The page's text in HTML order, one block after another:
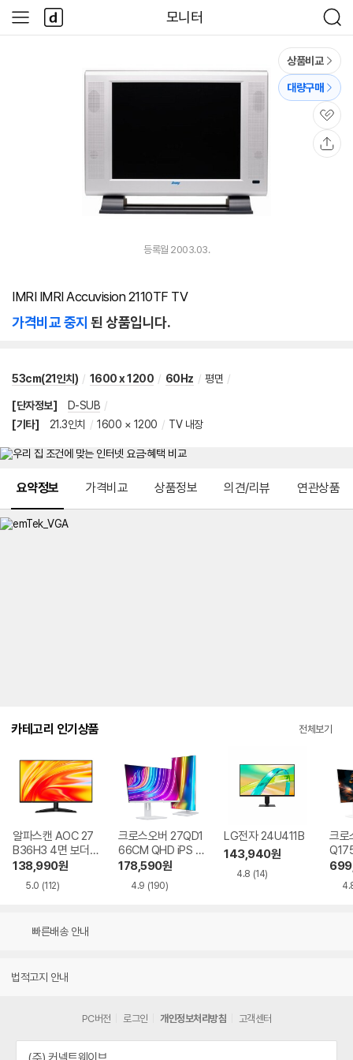
모니터
검
색
사
이
다
나
와
상품비교
대량구매
관
심
등록월 2003.03.
IMRI IMRI Accuvision 2110TF TV
가격비교 중지 된 상품입니다.
53cm(21인치) / 1600 x 1200 / 60Hz / 평면 /
[단자정보] D-SUB /
[기타]
21.3인치 / 1600 × 1200 / TV 내장
요약정보 가격비교 상품정보 의견/리뷰 연관상품
카테고리 인기상품 전체보기
알파스캔 AOC 27
B36H3 4면 보더리
스 IPS 120 시력보
호 무결점
138,990원
5.0 (112)
크로스오버 27QD1
66CM QHD iPS U
SB-C 화이트 Ai 멀
티스탠드
178,590원
4.9 (190)
LG전자 24U411B
143,940원
4.8 (14)
크로
Ai
빠른배송 안내
법적고지 안내
PC버전 로그인 개인정보처리방침 고객센터